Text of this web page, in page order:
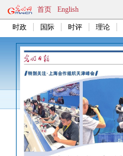
首页 English
时政 国际 时评 理论